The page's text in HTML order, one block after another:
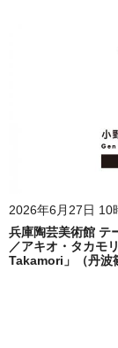
2026年6月27日 10
兵庫陶芸美術館
／アキオ・タカ
Takamori」（丹波